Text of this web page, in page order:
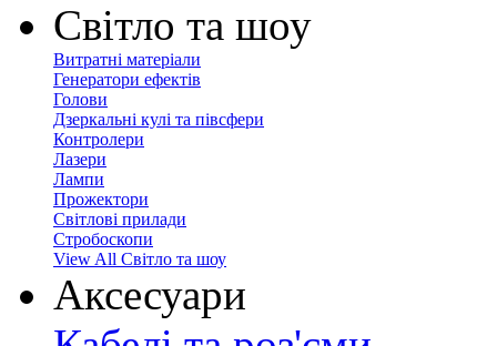
Світло та шоу
Витратні матеріали
Генератори ефектів
Голови
Дзеркальні кулі та півсфери
Контролери
Лазери
Лампи
Прожектори
Світлові прилади
Стробоскопи
View All Світло та шоу
Аксесуари